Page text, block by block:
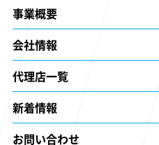
事業概要
会社情報
代理店一覧
新着情報
お問い合わせ